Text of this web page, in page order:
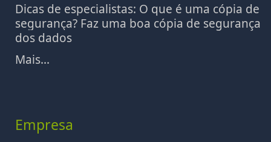
Dicas de especialistas: O que é uma cópia de
segurança? Faz uma boa cópia de segurança
dos dados
Mais...
Empresa